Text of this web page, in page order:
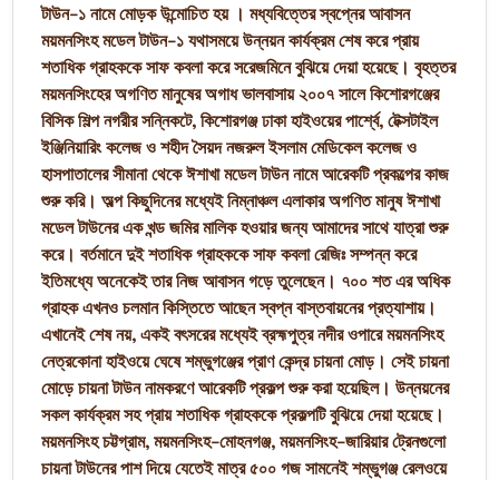
টাউন-১ নামে মোড়ক উন্মোচিত হয় । মধ্যবিত্তের স্বপ্নের আবাসন
ময়মনসিংহ মডেল টাউন-১ যথাসময়ে উন্নয়ন কার্যক্রম শেষ করে প্রায়
শতাধিক গ্রাহককে সাফ কবলা করে সরেজমিনে বুঝিয়ে দেয়া হয়েছে। বৃহত্তর
ময়মনসিংহের অগণিত মানুষের অগাধ ভালবাসায় ২০০৭ সালে কিশোরগঞ্জের
বিসিক শিল্প নগরীর সন্নিকটে, কিশোরগঞ্জ ঢাকা হাইওয়ের পার্শ্বে, টেক্সটাইল
ইঞ্জিনিয়ারিং কলেজ ও শহীদ সৈয়দ নজরুল ইসলাম মেডিকেল কলেজ ও
হাসপাতালের সীমানা থেকে ঈশাখা মডেল টাউন নামে আরেকটি প্রকল্পের কাজ
শুরু করি। অল্প কিছুদিনের মধ্যেই নিম্নাঞ্চল এলাকার অগণিত মানুষ ঈশাখা
মডেল টাউনের এক খন্ড জমির মালিক হওয়ার জন্য আমাদের সাথে যাত্রা শুরু
করে। বর্তমানে দুই শতাধিক গ্রাহককে সাফ কবলা রেজিঃ সম্পন্ন করে
ইতিমধ্যে অনেকেই তার নিজ আবাসন গড়ে তুলেছেন। ৭০০ শত এর অধিক
গ্রাহক এখনও চলমান কিস্তিতে আছেন স্বপ্ন বাস্তবায়নের প্রত্যাশায়।
এখানেই শেষ নয়, একই বৎসরের মধ্যেই ব্রহ্মপুত্র নদীর ওপারে ময়মনসিংহ
নেত্রকোনা হাইওয়ে ঘেষে শম্ভুগঞ্জের প্রাণ কেন্দ্র চায়না মোড়। সেই চায়না
মোড়ে চায়না টাউন নামকরণে আরেকটি প্রকল্প শুরু করা হয়েছিল। উন্নয়নের
সকল কার্যক্রম সহ প্রায় শতাধিক গ্রাহককে প্রকল্পটি বুঝিয়ে দেয়া হয়েছে।
ময়মনসিংহ চট্টগ্রাম, ময়মনসিংহ-মোহনগঞ্জ, ময়মনসিংহ-জারিয়ার ট্রেনগুলো
চায়না টাউনের পাশ দিয়ে যেতেই মাত্র ৫০০ গজ সামনেই শম্ভুগঞ্জ রেলওয়ে